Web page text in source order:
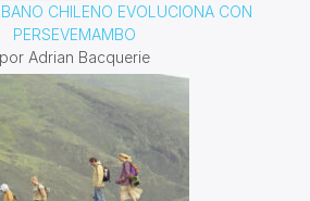
CHILENO EVOLUCIONA CON
PERSEVEMAMBO
por Adrian Bacquerie